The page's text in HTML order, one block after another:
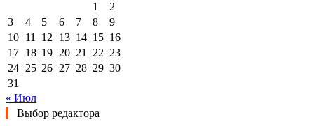
1
2
3
4 5 6 7 8
9
10 11 12 13 14 15 16
17 18 19 20 21 22 23
24 25 26 27 28 29 30
31
« Июл
Выбор редактора